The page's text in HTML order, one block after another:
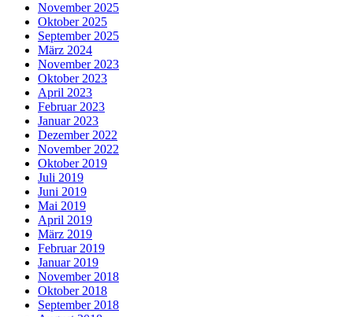
November 2025
Oktober 2025
September 2025
März 2024
November 2023
Oktober 2023
April 2023
Februar 2023
Januar 2023
Dezember 2022
November 2022
Oktober 2019
Juli 2019
Juni 2019
Mai 2019
April 2019
März 2019
Februar 2019
Januar 2019
November 2018
Oktober 2018
September 2018